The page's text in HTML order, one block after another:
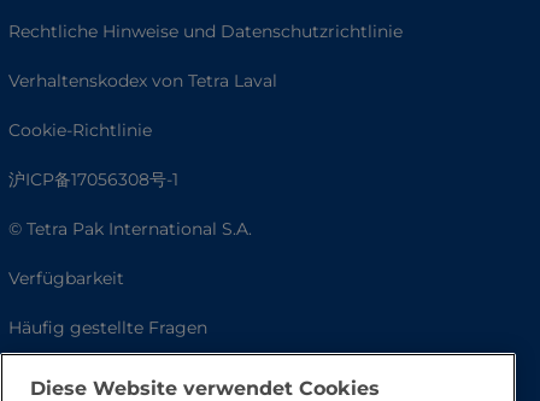
Rechtliche Hinweise und Datenschutzrichtlinie
Verhaltenskodex von Tetra Laval
Cookie-Richtlinie
沪ICP备17056308号-1
© Tetra Pak International S.A.
Verfügbarkeit
Häufig gestellte Fragen
Diese Website verwendet Cookies